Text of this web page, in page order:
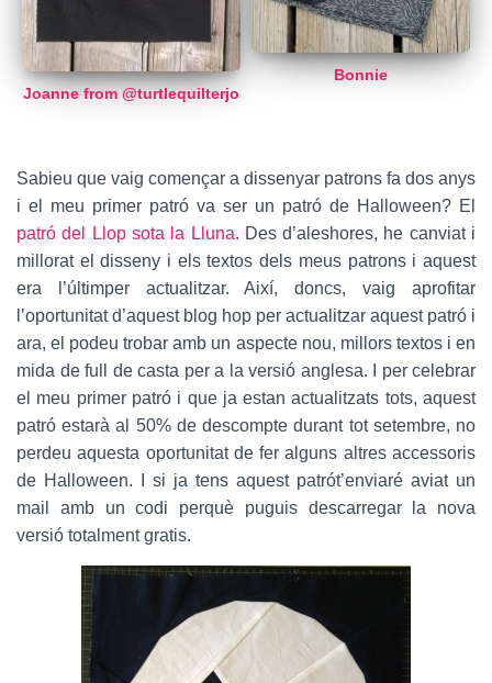
Joanne from @turtlequilterjo
Bonnie
Sabieu que vaig començar a dissenyar patrons fa dos anys
i el meu primer patró va ser un patró de Halloween? El
patró del Llop sota la Lluna. Des d’aleshores, he canviat i
millorat el disseny i els textos dels meus patrons i aquest
era l’últimper actualitzar. Així, doncs, vaig aprofitar
l’oportunitat d’aquest blog hop per actualitzar aquest patró i
ara, el podeu trobar amb un aspecte nou, millors textos i en
mida de full de casta per a la versió anglesa. I per celebrar
el meu primer patró i que ja estan actualitzats tots, aquest
patró estarà al 50% de descompte durant tot setembre, no
perdeu aquesta oportunitat de fer alguns altres accessoris
de Halloween. I si ja tens aquest patrót’enviaré aviat un
mail amb un codi perquè puguis descarregar la nova
versió totalment gratis.